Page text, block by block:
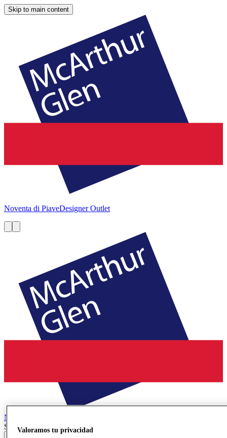
Skip to main content
Noventa di PiaveDesigner Outlet
Noventa di Piave
Search input
Valoramos tu privacidad